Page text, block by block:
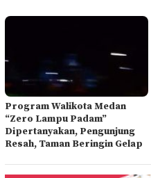
Program Walikota Medan
“Zero Lampu Padam”
Dipertanyakan, Pengunjung
Resah, Taman Beringin Gelap